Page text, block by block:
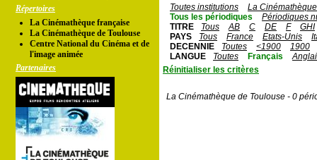
Répertoires
La Cinémathèque française
La Cinémathèque de Toulouse
Centre National du Cinéma et de
l'image animée
Partenaires
Toutes institutions
La
Tous les périodiques
Périodiques
TITRE
Tous AB C DE F
GHI
PAYS
Tous France Etats-Unis
DECENNIE
Toutes <1900
1900
LANGUE
Toutes Français
Réinitialiser les critères
La Cinémathèque de Toulouse - 0